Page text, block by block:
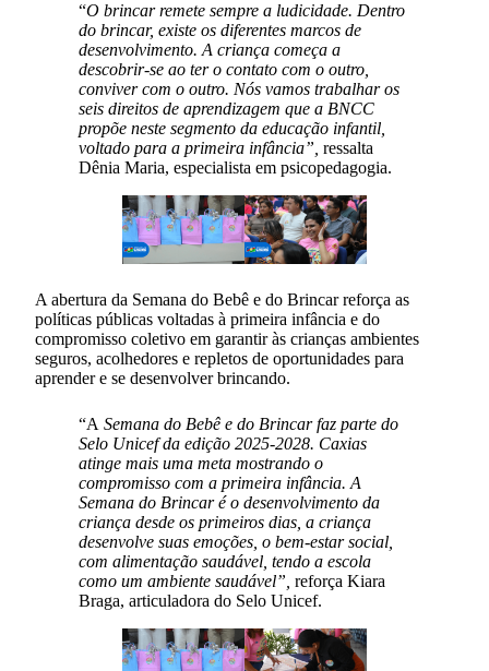
“O brincar remete sempre a ludicidade. Dentro
do brincar, existe os diferentes marcos de
desenvolvimento. A criança começa a
descobrir-se ao ter o contato com o outro,
conviver com o outro. Nós vamos trabalhar os
seis direitos de aprendizagem que a BNCC
propõe neste segmento da educação infantil,
voltado para a primeira infância”, ressalta
Dênia Maria, especialista em psicopedagogia.
A abertura da Semana do Bebê e do Brincar reforça as
políticas públicas voltadas à primeira infância e do
compromisso coletivo em garantir às crianças ambientes
seguros, acolhedores e repletos de oportunidades para
aprender e se desenvolver brincando.
“A Semana do Bebê e do Brincar faz parte do
Selo Unicef da edição 2025-2028. Caxias
atinge mais uma meta mostrando o
compromisso com a primeira infância. A
Semana do Brincar é o desenvolvimento da
criança desde os primeiros dias, a criança
desenvolve suas emoções, o bem-estar social,
com alimentação saudável, tendo a escola
como um ambiente saudável”, reforça Kiara
Braga, articuladora do Selo Unicef.